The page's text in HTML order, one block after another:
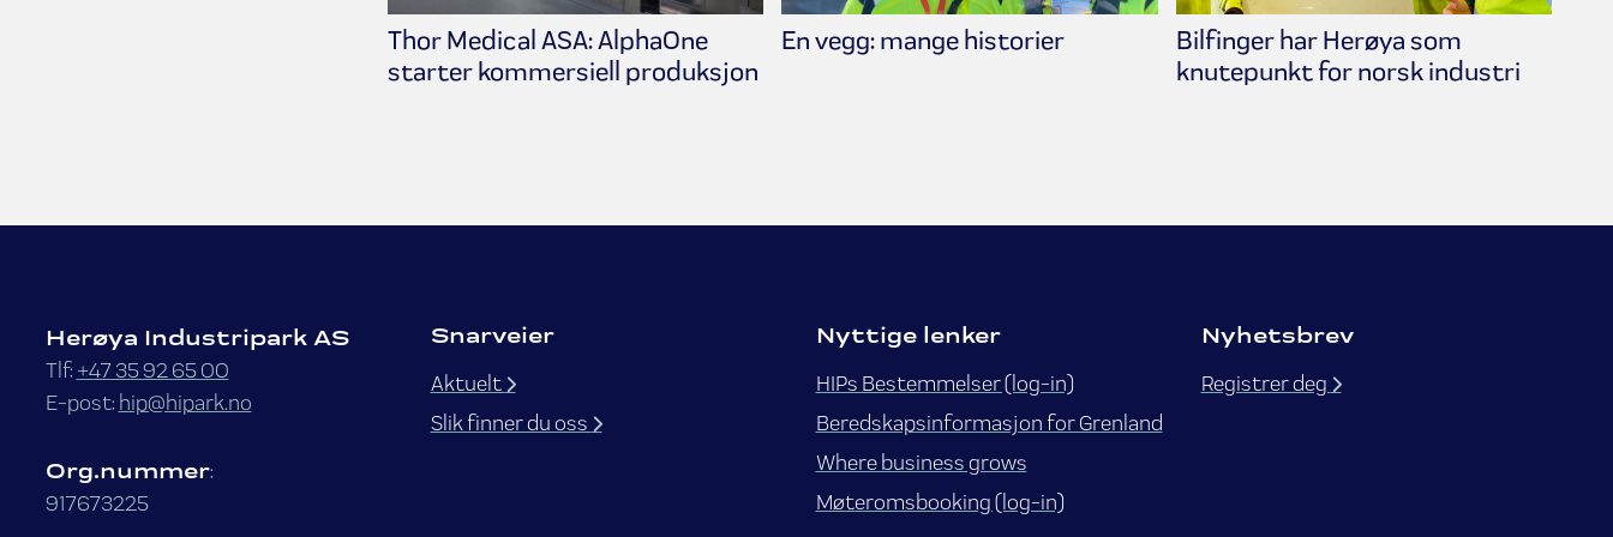
Thor Medical ASA: AlphaOne
starter kommersiell produksjon
En vegg: mange historier
Bilfinger har Herøya som
knutepunkt for norsk industri
Herøya Industripark AS
Tlf: +47 35 92 65 00
E-post: hip@hipark.no
Org.nummer:
917673225
Snarveier
Aktuelt
Slik finner du oss
Nyttige lenker
HIPs Bestemmelser (log-in)
Beredskapsinformasjon for Grenland
Where business grows
Møteromsbooking (log-in)
Nyhetsbrev
Registrer deg